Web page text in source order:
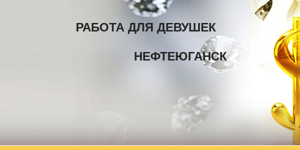
РАБОТА ДЛЯ ДЕВУШЕК
                НЕФТЕЮГАНСК